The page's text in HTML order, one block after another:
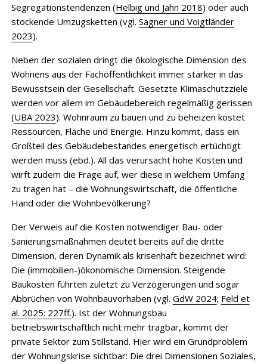
Segregationstendenzen (Helbig und Jähn 2018) oder auch
stockende Umzugsketten (vgl. Sagner und Voigtländer
2023).
Neben der sozialen dringt die ökologische Dimension des
Wohnens aus der Fachöffentlichkeit immer stärker in das
Bewusstsein der Gesellschaft. Gesetzte Klimaschutzziele
werden vor allem im Gebäudebereich regelmäßig gerissen
(UBA 2023). Wohnraum zu bauen und zu beheizen kostet
Ressourcen, Fläche und Energie. Hinzu kommt, dass ein
Großteil des Gebäudebestandes energetisch ertüchtigt
werden muss (ebd.). All das verursacht hohe Kosten und
wirft zudem die Frage auf, wer diese in welchem Umfang
zu tragen hat – die Wohnungswirtschaft, die öffentliche
Hand oder die Wohnbevölkerung?
Der Verweis auf die Kosten notwendiger Bau- oder
Sanierungsmaßnahmen deutet bereits auf die dritte
Dimension, deren Dynamik als krisenhaft bezeichnet wird:
Die (immobilien-)ökonomische Dimension. Steigende
Baukosten führten zuletzt zu Verzögerungen und sogar
Abbrüchen von Wohnbauvorhaben (vgl. GdW 2024; Feld et
al. 2025: 227ff.). Ist der Wohnungsbau
betriebswirtschaftlich nicht mehr tragbar, kommt der
private Sektor zum Stillstand. Hier wird ein Grundproblem
der Wohnungskrise sichtbar: Die drei Dimensionen Soziales,